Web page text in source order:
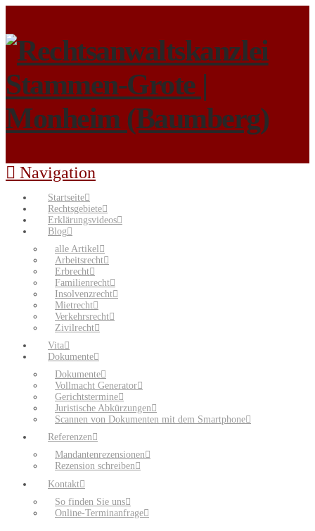
Navigation
Startseite
Rechtsgebiete
Erklärungsvideos
Blog
alle Artikel
Arbeitsrecht
Erbrecht
Familienrecht
Insolvenzrecht
Mietrecht
Verkehrsrecht
Zivilrecht
Vita
Dokumente
Dokumente
Vollmacht Generator
Gerichtstermine
Juristische Abkürzungen
Scannen von Dokumenten mit dem Smartphone
Referenzen
Mandantenrezensionen
Rezension schreiben
Kontakt
So finden Sie uns
Online-Terminanfrage